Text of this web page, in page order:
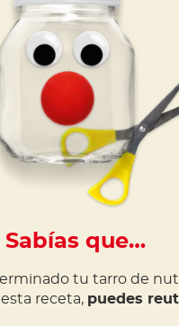
Sabías que…
tu tarro de
receta, puedes